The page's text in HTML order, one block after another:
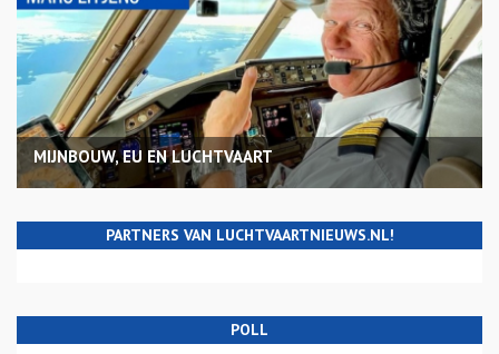
MIJNBOUW, EU EN LUCHTVAART
PARTNERS VAN LUCHTVAARTNIEUWS.NL!
POLL